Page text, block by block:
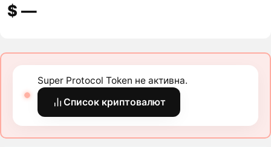
$ ―
Super Protocol Token не активна.
Список криптовалют